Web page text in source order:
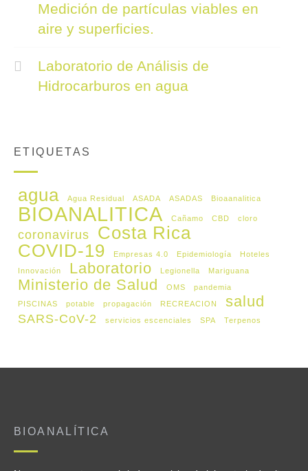
Medición de partículas viables en
aire y superficies.
Laboratorio de Análisis de
Hidrocarburos en agua
ETIQUETAS
agua Agua Residual ASADA ASADAS Bioaanalitica
BIOANALITICA Cañamo CBD cloro
coronavirus
Costa Rica
COVID-19
Empresas 4.0 Epidemiología
Hoteles
Innovación
Laboratorio Legionella Mariguana
Ministerio de Salud OMS
pandemia
PISCINAS
potable propagación RECREACION salud
SARS-CoV-2 servicios escenciales SPA Terpenos
BIOANALÍTICA